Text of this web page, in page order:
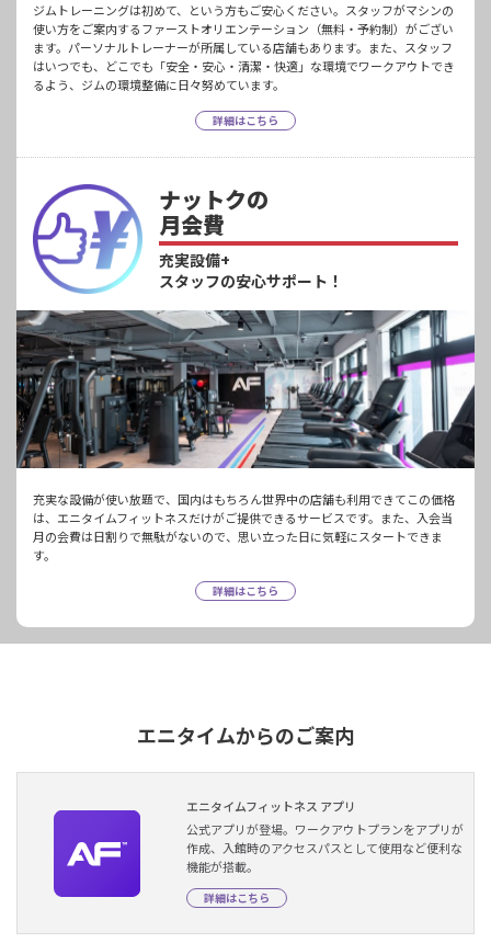
ジムトレーニングは初めて、という方もご安心ください。スタッフがマシンの
使い方をご案内するファーストオリエンテーション（無料・予約制）がござい
ます。パーソナルトレーナーが所属している店舗もあります。また、スタッフ
はいつでも、どこでも「安全・安心・清潔・快適」な環境でワークアウトでき
るよう、ジムの環境整備に日々努めています。
詳細はこちら
ナットクの
月会費
充実設備+
スタッフの安心サポート！
充実な設備が使い放題で、国内はもちろん世界中の店舗も利用できてこの価格
は、エニタイムフィットネスだけがご提供できるサービスです。また、入会当
月の会費は日割りで無駄がないので、思い立った日に気軽にスタートできま
す。
詳細はこちら
エニタイムからのご案内
エニタイムフィットネス アプリ
公式アプリが登場。ワークアウトプランをアプリが
作成、入館時のアクセスパスとして使用など便利な
機能が搭載。
詳細はこちら